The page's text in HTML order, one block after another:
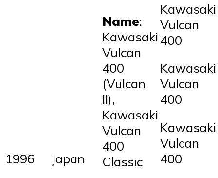
1996 Japan
Name:
Kawasaki
Vulcan
400
(Vulcan
II),
Kawasaki
Vulcan
400
Classic
Kawasaki
Vulcan
400
Kawasaki
Vulcan
400
Kawasaki
Vulcan
400